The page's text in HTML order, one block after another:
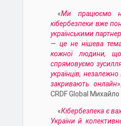
«Ми працюємо
кібербезпеки вже
українськими
— це не нішева
кожної людини,
спрямовуємо
українців, незалежно
закривають онлайн
CRDF Global
«Кібербезпека є
України й